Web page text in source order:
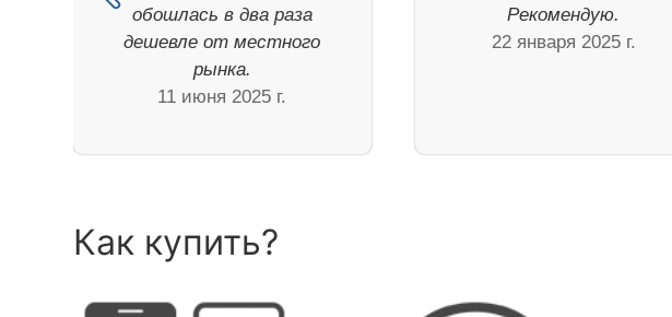
обошлась в два раза
дешевле от местного
рынка.
11 июня 2025 г.
Рекомендую.
22 января 2025 г.
Как купить?